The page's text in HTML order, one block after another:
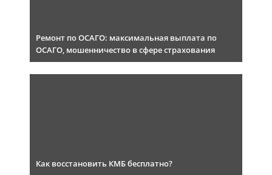
Ремонт по ОСАГО: максимальная выплата по
ОСАГО, мошенничество в сфере страхования
Как восстановить КМБ бесплатно?